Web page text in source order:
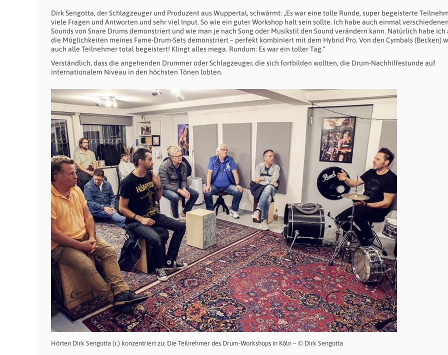
Dirk Sengotta, der Schlagzeuger und Produzent aus Wuppertal, schwärmt: „Es war eine tolle Runde, super begeisterte
viele Fragen und Antworten und sehr viel Input. So wie ein guter Workshop halt sein sollte. Ich habe auch einmal
Sounds von Snare Drums demonstriert und wie man je nach Song oder Musikstil den Sound verändern kann. Natürlich habe ich
die Möglichkeiten meines Fame-Drum-Sets demonstriert – perfekt kombiniert mit dem Hybrid Pro. Von den Cymbals (Becken)
auch alle Teilnehmer total begeistert! Klingt alles mega. Rundum: Es war ein toller Tag.“
Verständlich, dass die angehenden Drummer oder Schlagzeuger, die sich fortbilden wollten, die Drum-Nachhilfestunde auf
internationalem Niveau in den höchsten Tönen lobten.
Hörten Dirk Sengotta (r,) konzentriert zu: Die Teilnehmer des Drum-Workshops in Köln – © Dirk Sengotta